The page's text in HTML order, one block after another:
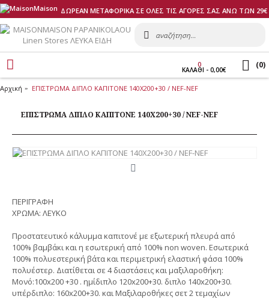
ΔΩΡΕΑΝ ΜΕΤΑΦΟΡΙΚΑ ΣΕ ΟΛΕΣ ΤΙΣ ΑΓΟΡΕΣ ΣΑΣ ΑΝΩ ΤΩΝ 29€
0
ΚΑΛΑΘI - 0,00€ (0)
Αρχική ΕΠΙΣΤΡΩΜΑ ΔΙΠΛΟ ΚΑΠΙΤONE 140Χ200+30 / NEF-NEF
ΕΠΙΣΤΡΩΜΑ ΔΙΠΛΟ ΚΑΠΙΤONE 140Χ200+30 / NEF-NEF
ΠΕΡΙΓΡΑΦΗ
ΧΡΩΜΑ: ΛΕΥΚΟ
Προστατευτικό κάλυμμα καπιτονέ με εξωτερική πλευρά από
100% βαμβάκι και η εσωτερική από 100% non woven. Εσωτερικά
100% πολυεστερική βάτα και περιμετρική ελαστική φάσα 100%
πολυέστερ. Διατίθεται σε 4 διαστάσεις και μαξιλαροθήκη:
Μονό:100x200 +30 . ημίδιπλο 120x200+30. διπλο 140x200+30.
υπέρδιπλο: 160x200+30. και Μαξιλαροθήκες σετ 2 τεμαχίων